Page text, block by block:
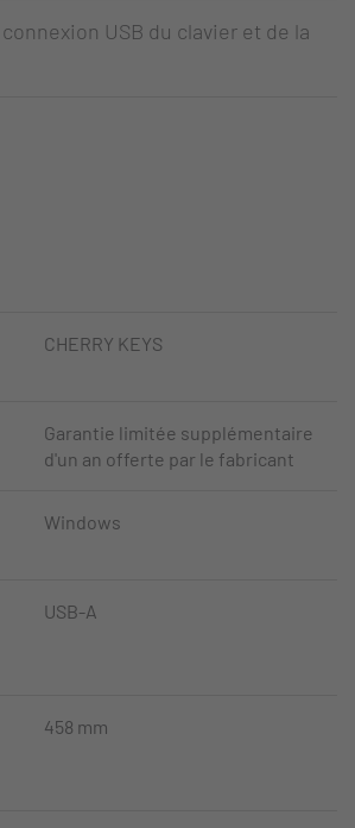
USB du clavier et de la
CHERRY KEYS
Garantie limitée supplémentaire
d'un an offerte par le fabricant
Windows
USB-A
458 mm